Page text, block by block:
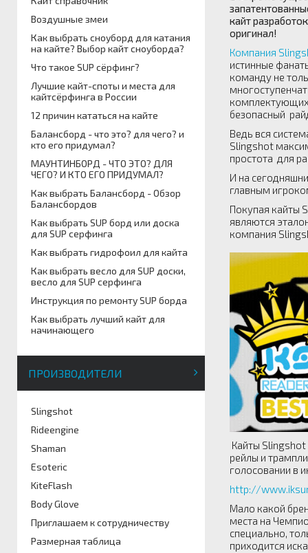
Воздушные змеи
Как выбрать сноуборд для катания
на кайте? Выбор кайт сноуборда?
Что такое SUP сёрфинг?
Лучшие кайт-споты и места для
кайтсёрфинга в России
12 причин кататься на кайте
Балансборд - что это? для чего? и
кто его придумал?
МАУНТИНБОРД - ЧТО ЭТО? ДЛЯ
ЧЕГО? И КТО ЕГО ПРИДУМАЛ?
Как выбрать Балансборд - Обзор
Балансбордов
Как выбрать SUP борд или доска
для SUP серфинга
Как выбрать гидрофоил для кайта
Как выбрать весло для SUP доски,
весло для SUP серфинга
Инструкция по ремонту SUP борда
Как выбрать лучший кайт для
начинающего
ПРОИЗВОДИТЕЛИ
Slingshot
Rideengine
Shaman
Esoteric
KiteFlash
Body Glove
Приглашаем к сотрудничеству
Размерная таблица
кайт
оригинал!
Компания
истинные
команду не
комплектующих
безопасный
Ведь вся
Slingshot
простота для
И на
главным
Покупая кайты
являются
компания
Кайты
рейлы и
голосовании в
http://
Мало какой
места на
специально,
приходится